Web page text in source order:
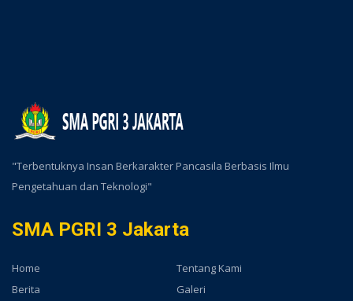
"Terbentuknya Insan Berkarakter Pancasila Berbasis Ilmu
Pengetahuan dan Teknologi"
SMA PGRI 3 Jakarta
Home
Tentang Kami
Berita
Galeri